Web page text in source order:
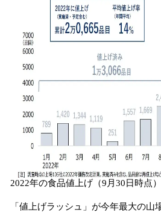
2022年の食品値上げ（9月30日時点
「値上げラッシュ」が今年最大の山